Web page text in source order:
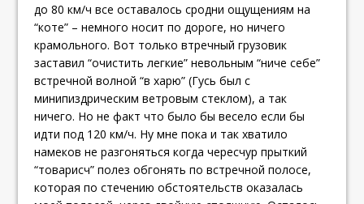
до 80 км/ч все оставалось сродни ощущениям на
“коте” – немного носит по дороге, но ничего
крамольного. Вот только втречный грузовик
заставил “очистить легкие” невольным “ниче себе”
встречной волной “в харю” (Гусь был с
минипиздрическим ветровым стеклом), а так
ничего. Но не факт что было бы весело если бы
идти под 120 км/ч. Ну мне пока и так хватило
намеков не разгоняться когда чересчур прыткий
“товарисч” полез обгонять по встречной полосе,
которая по стечению обстоятельств оказалась